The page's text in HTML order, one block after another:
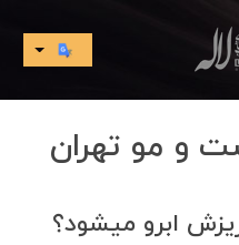
و مو تهران
ابرو میشود؟